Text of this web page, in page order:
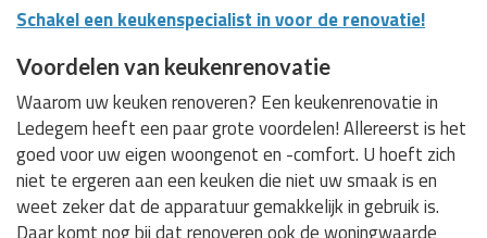
Schakel een keukenspecialist in voor de renovatie!
Voordelen van keukenrenovatie
Waarom uw keuken renoveren? Een keukenrenovatie in
Ledegem heeft een paar grote voordelen! Allereerst is het
goed voor uw eigen woongenot en -comfort. U hoeft zich
niet te ergeren aan een keuken die niet uw smaak is en
weet zeker dat de apparatuur gemakkelijk in gebruik is.
Daar komt nog bij dat renoveren ook de woningwaarde